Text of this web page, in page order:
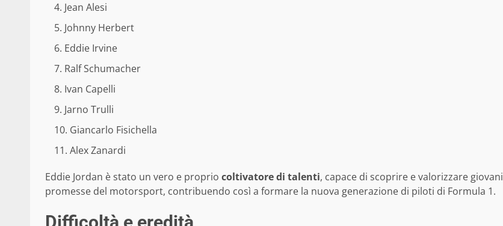
Jean Alesi
Johnny Herbert
Eddie Irvine
Ralf Schumacher
Ivan Capelli
Jarno Trulli
Giancarlo Fisichella
Alex Zanardi
Eddie Jordan è stato un vero e proprio coltivatore di talenti, capace di scoprire e valorizzare giovani
promesse del motorsport, contribuendo così a formare la nuova generazione di piloti di Formula 1.